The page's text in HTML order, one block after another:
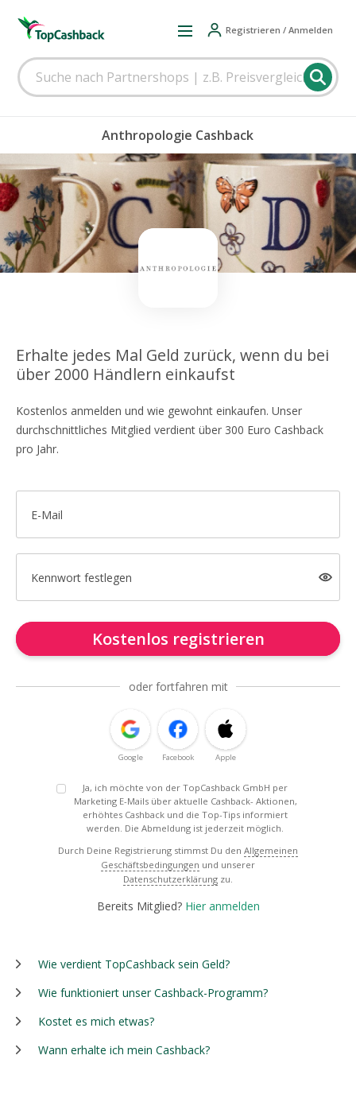
Registrieren / Anmelden
Anthropologie Cashback
Erhalte jedes Mal Geld zurück, wenn du bei
über 2000 Händlern einkaufst
Kostenlos anmelden und wie gewohnt einkaufen. Unser
durchschnittliches Mitglied verdient über 300 Euro Cashback
pro Jahr.
E-Mail
Kennwort festlegen
Kostenlos registrieren
oder fortfahren mit
Google Facebook Apple
Ja, ich möchte von der TopCashback GmbH per
Marketing E-Mails über aktuelle Cashback- Aktionen,
erhöhtes Cashback und die Top-Tips informiert
werden. Die Abmeldung ist jederzeit möglich.
Durch Deine Registrierung stimmst Du den Allgemeinen
Geschäftsbedingungen und unserer
Datenschutzerklärung zu.
Bereits Mitglied? Hier anmelden
Wie verdient TopCashback sein Geld?
Wie funktioniert unser Cashback-Programm?
Kostet es mich etwas?
Wann erhalte ich mein Cashback?